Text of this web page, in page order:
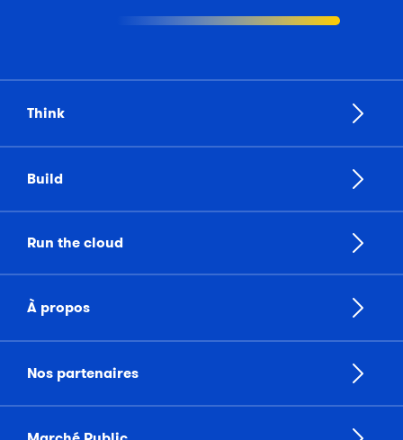
Think
Build
Run the cloud
À propos
Nos partenaires